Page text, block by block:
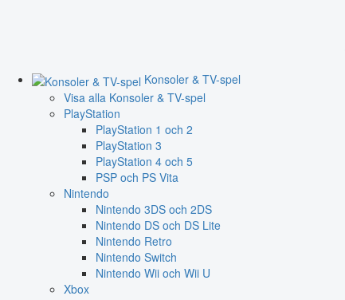
Konsoler & TV-spel
Visa alla Konsoler & TV-spel
PlayStation
PlayStation 1 och 2
PlayStation 3
PlayStation 4 och 5
PSP och PS Vita
Nintendo
Nintendo 3DS och 2DS
Nintendo DS och DS Lite
Nintendo Retro
Nintendo Switch
Nintendo Wii och Wii U
Xbox